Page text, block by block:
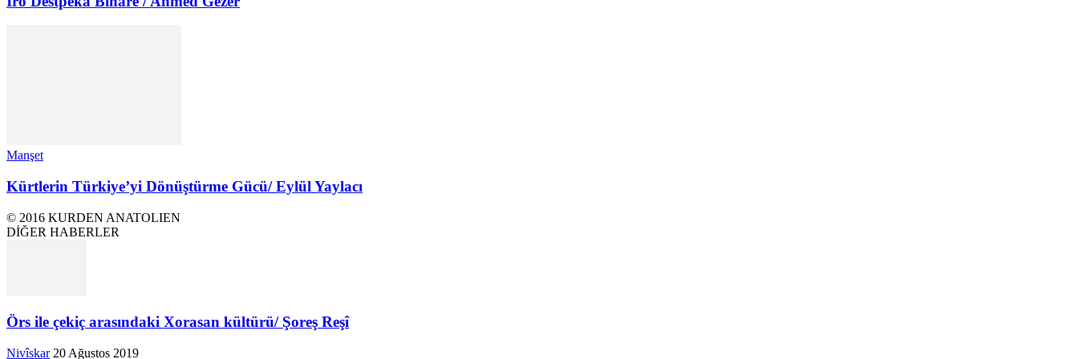
Manşet
Kürtlerin Türkiye’yi Dönüştürme Gücü/ Eylül Yaylacı
© 2016 KURDEN ANATOLIEN
DİĞER HABERLER
Örs ile çekiç arasındaki Xorasan kültürü/ Şoreş Reşî
Nivîskar 20 Ağustos 2019